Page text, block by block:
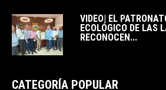
VIDEO| EL
ECOLÓGICO DE LAS
RECONOCEN...
CATEGORÍA POPULAR